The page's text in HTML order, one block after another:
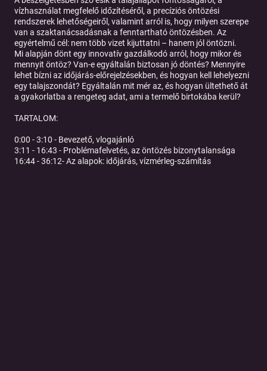
vízhasználat megfelelő időzítéséről, a precíziós öntözési
rendszerek lehetőségeiről, valamint arról is, hogy milyen szerepe
van a szaktanácsadásnak a fenntartható öntözésben. Az
egyértelmű cél: nem több vizet kijuttatni – hanem jól öntözni.
Mi alapján dönt egy innovatív gazdálkodó arról, hogy mikor és
mennyit öntöz? Van-e egyáltalán biztosan jó döntés? Mennyire
lehet bízni az időjárás-előrejelzésekben, és hogyan kell lehelyezni
egy talajszondát? Egyáltalán mit mér az, és hogyan ültethető át
a gyakorlatba a rengeteg adat, ami a termelő birtokába kerül?
TARTALOM:
0:00 - 3:10 - Bevezető, vlogajánló
3:11 - 16:43 - Problémafelvetés, az öntözés bizonytalansága
16:44 - 36:12- Az alapok: időjárás, vízmérleg-számítás